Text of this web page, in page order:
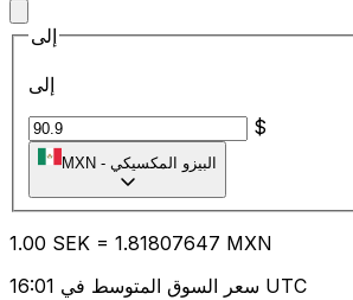
إلى
إلى
$
MXN - البيزو المكسيكي
1.00 SEK = 1.81807647 MXN
سعر السوق المتوسط في 16:01 UTC